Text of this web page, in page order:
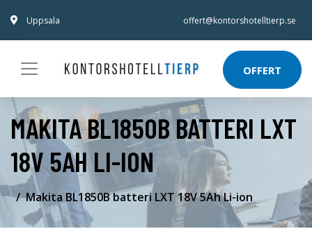
Uppsala offert@kontorshotelltierp.se
OFFERT
MAKITA BL1850B BATTERI LXT
18V 5AH LI-ION
Makita BL1850B batteri LXT 18V 5Ah Li-ion